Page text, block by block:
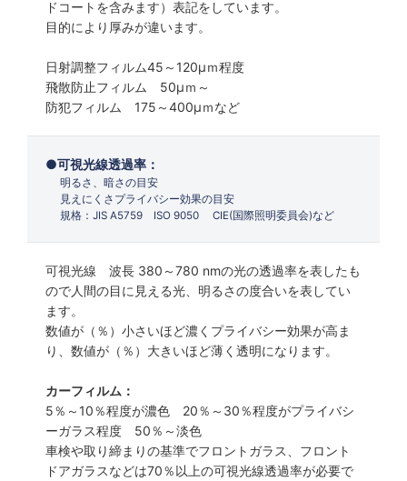
ドコートを含みます）表記をしています。
目的により厚みが違います。
日射調整フィルム45～120µｍ程度
飛散防止フィルム 50µｍ～
防犯フィルム 175～400µｍなど
可視光線透過率：
明るさ、暗さの目安
見えにくさプライバシー効果の目安
規格：JIS A5759 ISO 9050 CIE(国際照明委員会)など
可視光線 波長 380～780 nmの光の透過率を表したも
ので人間の目に見える光、明るさの度合いを表してい
ます。
数値が（％）小さいほど濃くプライバシー効果が高ま
り、数値が（％）大きいほど薄く透明になります。
カーフィルム：
5％～10％程度が濃色 20％～30％程度がプライバシ
ーガラス程度 50％～淡色
車検や取り締まりの基準でフロントガラス、フロント
ドアガラスなどは70％以上の可視光線透過率が必要で